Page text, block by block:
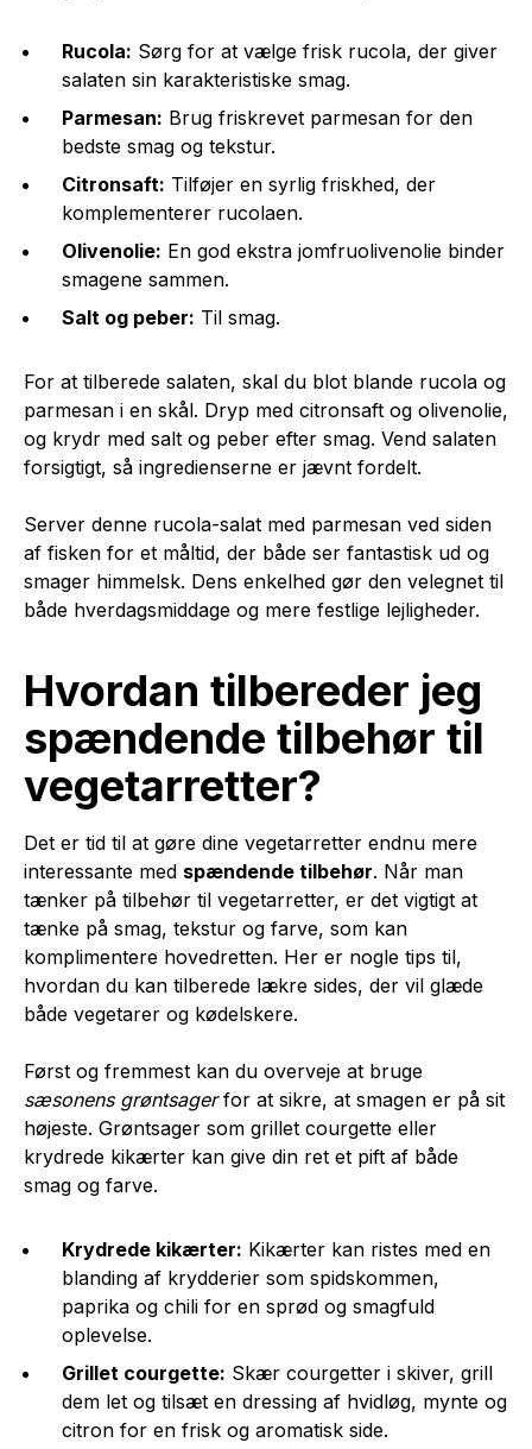
Rucola: Sørg for at vælge frisk rucola, der giver
salaten sin karakteristiske smag.
Parmesan: Brug friskrevet parmesan for den
bedste smag og tekstur.
Citronsaft: Tilføjer en syrlig friskhed, der
komplementerer rucolaen.
Olivenolie: En god ekstra jomfruolivenolie binder
smagene sammen.
Salt og peber: Til smag.
For at tilberede salaten, skal du blot blande rucola og
parmesan i en skål. Dryp med citronsaft og olivenolie,
og krydr med salt og peber efter smag. Vend salaten
forsigtigt, så ingredienserne er jævnt fordelt.
Server denne rucola-salat med parmesan ved siden
af fisken for et måltid, der både ser fantastisk ud og
smager himmelsk. Dens enkelhed gør den velegnet til
både hverdagsmiddage og mere festlige lejligheder.
Hvordan tilbereder jeg
spændende tilbehør til
vegetarretter?
Det er tid til at gøre dine vegetarretter endnu mere
interessante med spændende tilbehør. Når man
tænker på tilbehør til vegetarretter, er det vigtigt at
tænke på smag, tekstur og farve, som kan
komplimentere hovedretten. Her er nogle tips til,
hvordan du kan tilberede lækre sides, der vil glæde
både vegetarer og kødelskere.
Først og fremmest kan du overveje at bruge
sæsonens grøntsagerfor at sikre, at smagen er på sit
højeste. Grøntsager som grillet courgette eller
krydrede kikærter kan give din ret et pift af både
smag og farve.
Krydrede kikærter: Kikærter kan ristes med en
blanding af krydderier som spidskommen,
paprika og chili for en sprød og smagfuld
oplevelse.
Grillet courgette: Skær courgetter i skiver, grill
dem let og tilsæt en dressing af hvidløg, mynte og
citron for en frisk og aromatisk side.